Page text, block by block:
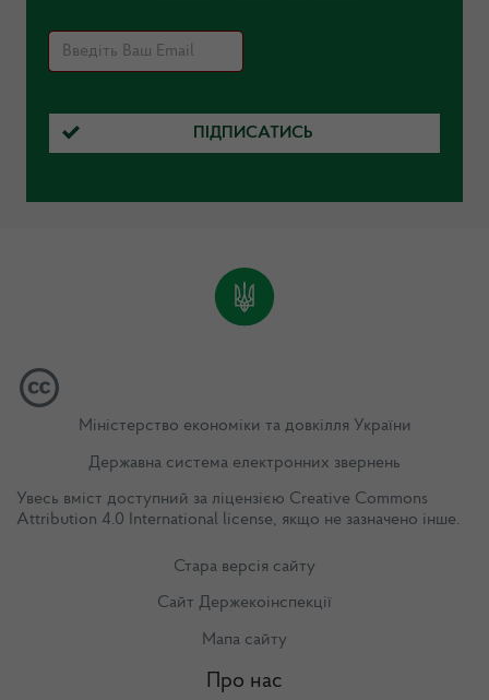
ПІДПИСАТИСЬ
Міністерство економіки та довкілля України
Державна система електронних звернень
Увесь вміст доступний за ліцензією Creative Commons
Attribution 4.0 International license, якщо не зазначено інше.
Стара версія сайту
Сайт Держекоінспекції
Мапа сайту
Про нас